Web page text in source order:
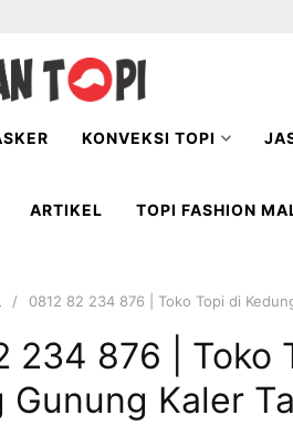
KONVEKSI TOPI
ARTIKEL TOPI FASHION
0812 82 234 876 | Toko Topi di
234 876 | Toko
Gunung Kaler